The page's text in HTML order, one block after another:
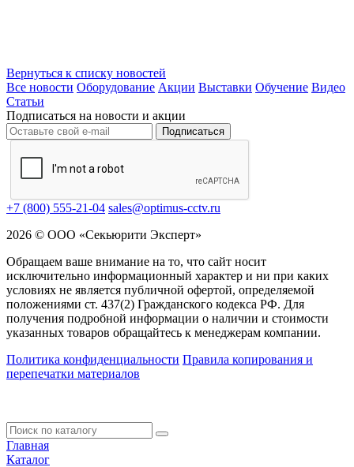
Вернуться к списку новостей
Все новости Оборудование Акции Выставки Обучение Видео
Статьи
Подписаться на новости и акции
Подписаться
+7 (800) 555-21-04 sales@optimus-cctv.ru
2026 © ООО «Секьюрити Эксперт»
Обращаем ваше внимание на то, что сайт носит
исключительно информационный характер и ни при каких
условиях не является публичной офертой, определяемой
положениями ст. 437(2) Гражданского кодекса РФ. Для
получения подробной информации о наличии и стоимости
указанных товаров обращайтесь к менеджерам компании.
Политика конфиденциальности Правила копирования и
перепечатки материалов
Главная
Каталог